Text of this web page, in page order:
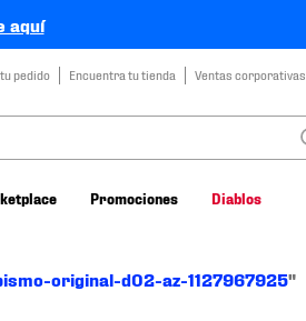
aquí
pedido Encuentra tu tienda Ventas corporativas
Promociones Diablos
original-d02-az-1127967925"